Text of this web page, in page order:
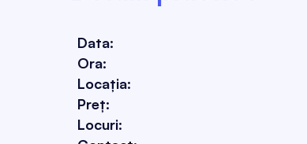
Data:
Ora:
Locația:
Preț:
Locuri: